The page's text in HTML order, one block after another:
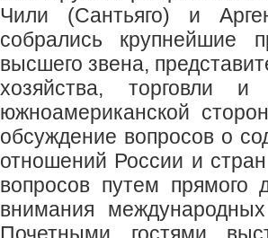
Чили (Сантьяго) и
собрались крупнейшие
высшего звена,
хозяйства,
южноамериканской
обсуждение вопросов о
отношений России и
вопросов путем прямого
внимания